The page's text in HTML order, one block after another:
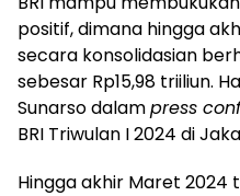
positif, dimana hingga
secara konsolidasian
sebesar Rp15,98 triiliun.
Sunarso dalampress
BRI Triwulan I 2024 di
Hingga akhir Maret 2024